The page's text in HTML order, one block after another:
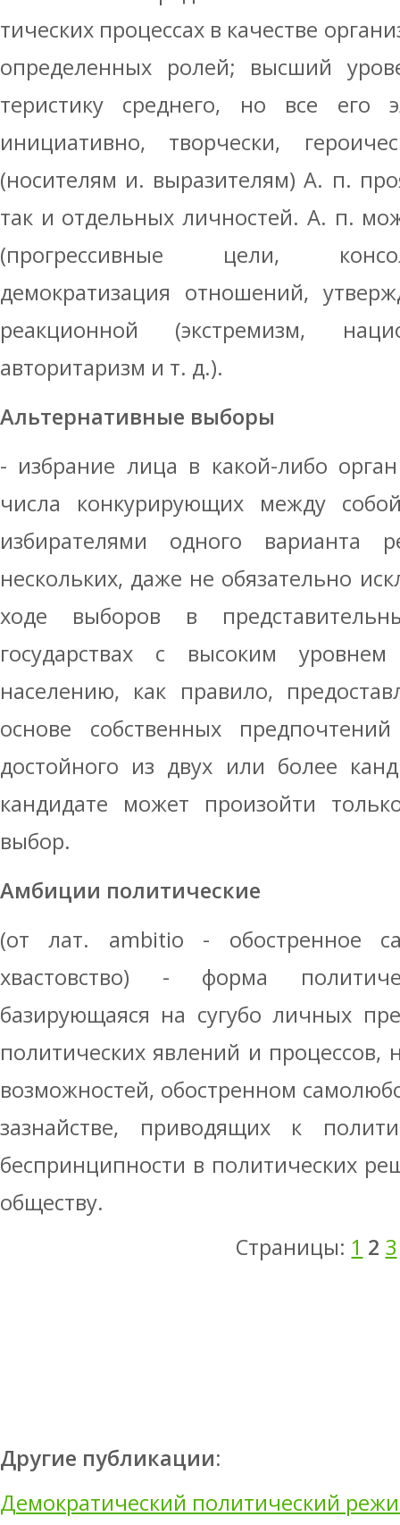
тических процессах в качестве
определенных ролей; высший
теристику среднего, но все его
инициа­тивно, творчески,
(носителям и. выразителям) А. п.
так и от­дельных личностей. А. п.
(прогрес­сивные цели,
демократизация отно­шений,
реакционной (экстре­мизм,
авторитаризм и т. д.).
Альтернативные выборы
- избрание лица в какой-либо
числа конкурирующих между
избирателями одного
нескольких, даже не обязательно
ходе выборов в
государствах с высоким
населению, как правило,
основе собственных
достойного из двух или более
кандидате может произойти
выбор.
Амбиции политические
(от лат. ambitio - обостренное
хвастовство) - форма
базирующаяся на сугубо личных
политических явлений и процессов,
возможностей, обостренном
зазнайстве, приводящих к
беспринципности в политических
обществу.
Страницы: 1 2 3
Другие публикации:
Демократический политический